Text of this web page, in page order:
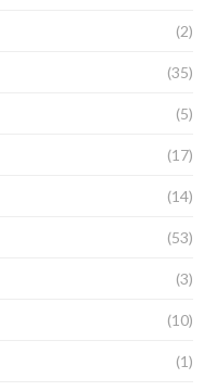
(2)
(35)
(5)
(17)
(14)
(53)
(3)
(10)
(1)